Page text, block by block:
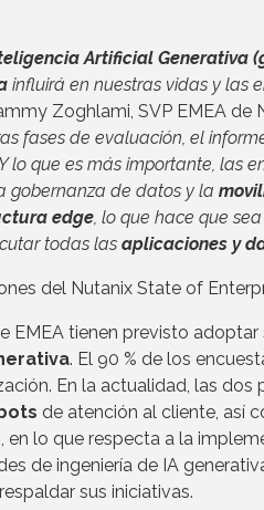
Artificial Generativa
influirá en nuestras vidas y las
Zoghlami, SVP EMEA de
fases de evaluación, el
lo que es más importante, las
gobernanza de datos y la
edge, lo que hace que
todas las aplicaciones y
del Nutanix State of
EMEA tienen previsto
. El 90 % de los
En la actualidad, las
de atención al cliente, así
en lo que respecta a la
de ingeniería de IA
sus iniciativas.